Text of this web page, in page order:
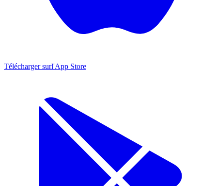
Télécharger surl'App Store